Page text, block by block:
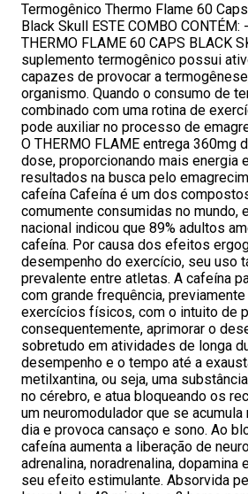
Termogênico Thermo Flame 60
Black Skull ESTE COMBO
THERMO FLAME 60 CAPS BLACK
suplemento termogênico possui
capazes de provocar a
organismo. Quando o consumo de
combinado com uma rotina de
pode auxiliar no processo de
O THERMO FLAME entrega 360mg
dose, proporcionando mais energia
resultados na busca pelo
cafeína Cafeína é um dos
comumente consumidas no mundo,
nacional indicou que 89% adultos
cafeína. Por causa dos efeitos
desempenho do exercício, seu uso
prevalente entre atletas. A cafeína
com grande frequência,
exercícios físicos, com o intuito de
consequentemente, aprimorar o
sobretudo em atividades de longa
desempenho e o tempo até a
metilxantina, ou seja, uma
no cérebro, e atua bloqueando os
um neuromodulador que se
dia e provoca cansaço e sono. Ao
cafeína aumenta a liberação de
adrenalina, noradrenalina, dopamina
seu efeito estimulante. Absorvida